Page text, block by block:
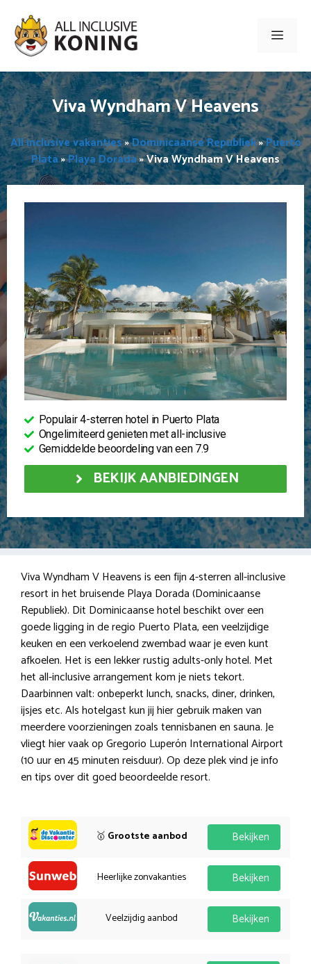
naar
inhoud
Menu
Viva Wyndham V Heavens
All inclusive vakanties»Dominicaanse Republiek»Puerto
Plata»Playa Dorada»Viva Wyndham V Heavens
Populair 4-sterren hotel in Puerto Plata
Ongelimiteerd genieten met all-inclusive
Gemiddelde beoordeling van een 7.9
BEKIJK AANBIEDINGEN
Viva Wyndham V Heavens is een fijn 4-sterren all-inclusive
resort in het bruisende Playa Dorada (Dominicaanse
Republiek). Dit Dominicaanse hotel beschikt over een
goede ligging in de regio Puerto Plata, een veelzijdige
keuken en een verkoelend zwembad waar je even kunt
afkoelen. Het is een lekker rustig adults-only hotel. Met
het all-inclusive arrangement kom je niets tekort.
Daarbinnen valt: onbeperkt lunch, snacks, diner, drinken,
ijsjes etc. Als hotelgast kun jij hier gebruik maken van
meerdere voorzieningen zoals tennisbanen en sauna. Je
vliegt hier vaak op Gregorio Luperón International Airport
(10 uur en 45 minuten reisduur). Op deze plek vind je info
en tips over dit goed beoordeelde resort.
🥇 Grootste aanbod Bekijken
Heerlijke zonvakanties Bekijken
Veelzijdig aanbod Bekijken